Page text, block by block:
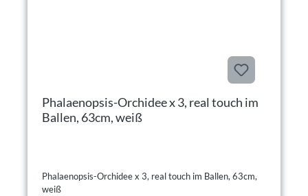
Phalaenopsis-Orchidee x 3, real touch im
Ballen, 63cm, weiß
Phalaenopsis-Orchidee x 3, real touch im Ballen, 63cm,
weiß